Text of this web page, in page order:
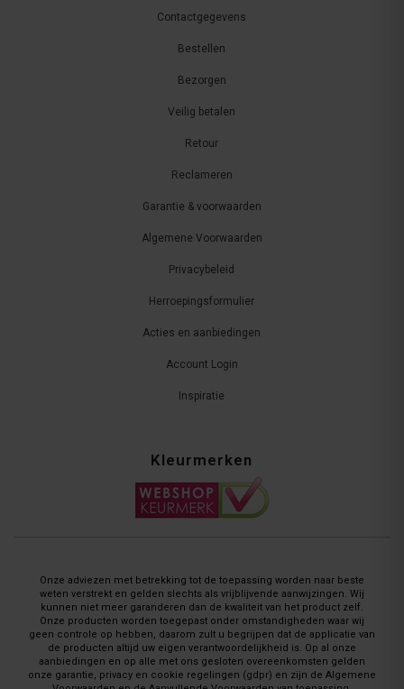
Contactgegevens
Bestellen
Bezorgen
Veilig betalen
Retour
Reclameren
Garantie & voorwaarden
Algemene Voorwaarden
Privacybeleid
Herroepingsformulier
Acties en aanbiedingen
Account Login
Inspiratie
Kleurmerken
Onze adviezen met betrekking tot de toepassing worden naar beste
weten verstrekt en gelden slechts als vrijblijvende aanwijzingen. Wij
kunnen niet meer garanderen dan de kwaliteit van het product zelf.
Onze producten worden toegepast onder omstandigheden waar wij
geen controle op hebben, daarom zult u begrijpen dat de applicatie van
de producten altijd uw eigen verantwoordelijkheid is. Op al onze
aanbiedingen en op alle met ons gesloten overeenkomsten gelden
onze garantie, privacy en cookie regelingen (gdpr) en zijn de Algemene